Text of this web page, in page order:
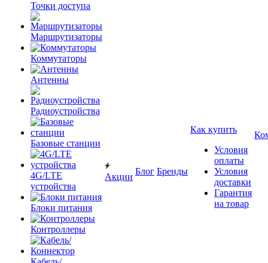
Точки доступа
Маршрутизаторы
Коммутаторы
Антенны
Радиоустройства
Базовые станции
4G/LTE
устройства
Блоки питания
Контроллеры
Акции
Блог Бренды
Как купить
Условия
оплаты
Условия
доставки
Гарантия
на товар